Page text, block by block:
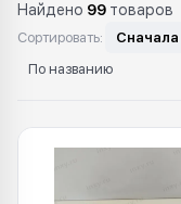
Найдено 99 товаров
Сортировать: Сначала
По названию
Каталог: